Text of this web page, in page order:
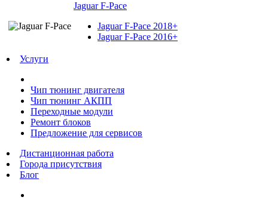
Jaguar F-Pace
Jaguar F-Pace 2018+
Jaguar F-Pace 2016+
Услуги
Чип тюнинг двигателя
Чип тюнинг АКПП
Переходные модули
Ремонт блоков
Предложение для сервисов
Дистанционная работа
Города присутствия
Блог